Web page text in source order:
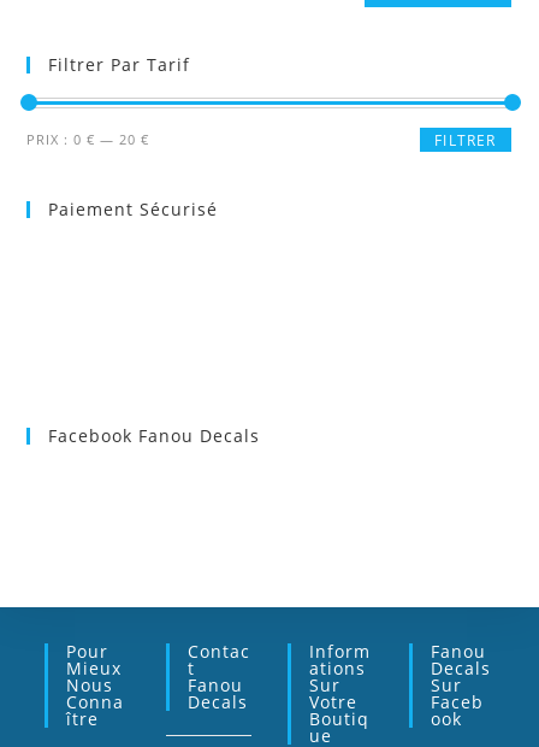
Filtrer Par Tarif
Prix
Prix
FILTRER
PRIX :0 € —20 €
Paiement Sécurisé
Facebook Fanou Decals
Pour
Mieux
Nous
Conna
Ître
Contac
T
Fanou
Decals
Inform
Ations
Sur
Votre
Boutiq
Ue
Fanou
Decals
Sur
Faceb
Ook